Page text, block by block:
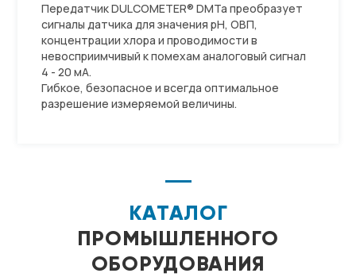
Передатчик DULCOMETER® DMTa преобразует
сигналы датчика для значения pH, ОВП,
концентрации хлора и проводимости в
невосприимчивый к помехам аналоговый сигнал
4 - 20 мА.
Гибкое, безопасное и всегда оптимальное
разрешение измеряемой величины.
КАТАЛОГ
ПРОМЫШЛЕННОГО
ОБОРУДОВАНИЯ